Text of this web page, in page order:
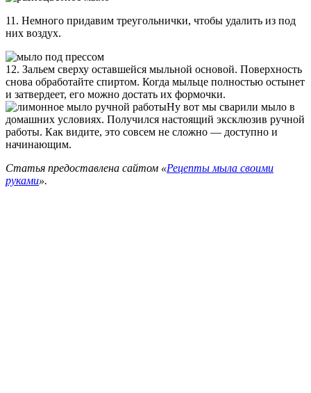
11. Немного придавим треугольнички, чтобы удалить из под
них воздух.
12. Зальем сверху оставшейся мыльной основой. Поверхность
снова обработайте спиртом. Когда мыльце полностью остынет
и затвердеет, его можно достать их формочки.
Ну вот мы сварили мыло в
домашних условиях. Получился настоящий эксклюзив ручной
работы. Как видите, это совсем не сложно — доступно и
начинающим.
Статья предоставлена сайтом «Рецепты мыла своими
руками».